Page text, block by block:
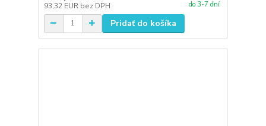
93,32 EUR bez DPH do 3-7 dní
Pridať do košíka